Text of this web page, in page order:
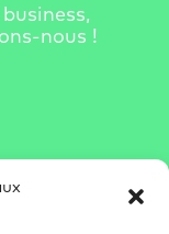
nous !